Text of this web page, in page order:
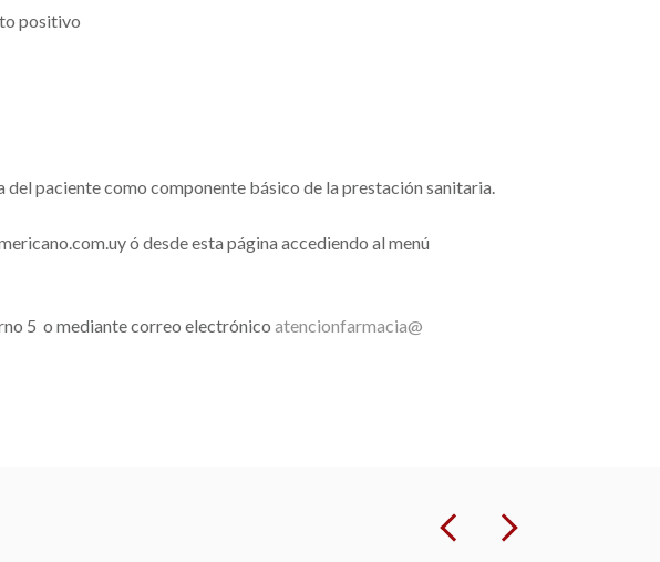
positivo
paciente como componente básico de la prestación sanitaria.
ó desde esta página accediendo al menú
5 o mediante correo electrónico atencionfarmacia@